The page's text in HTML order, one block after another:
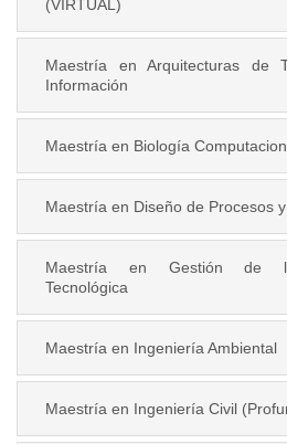
(VIRTUAL)
Maestría en Arquitecturas de
Información
Maestría en Biología
Maestría en Diseño de Procesos
Maestría en Gestión de
Tecnológica
Maestría en Ingeniería Ambiental
Maestría en Ingeniería Civil